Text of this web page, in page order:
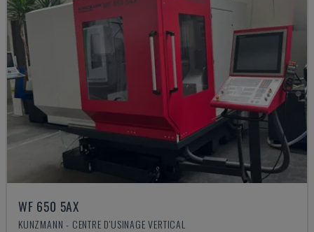
WF 650 5AX
KUNZMANN - CENTRE D'USINAGE VERTICAL